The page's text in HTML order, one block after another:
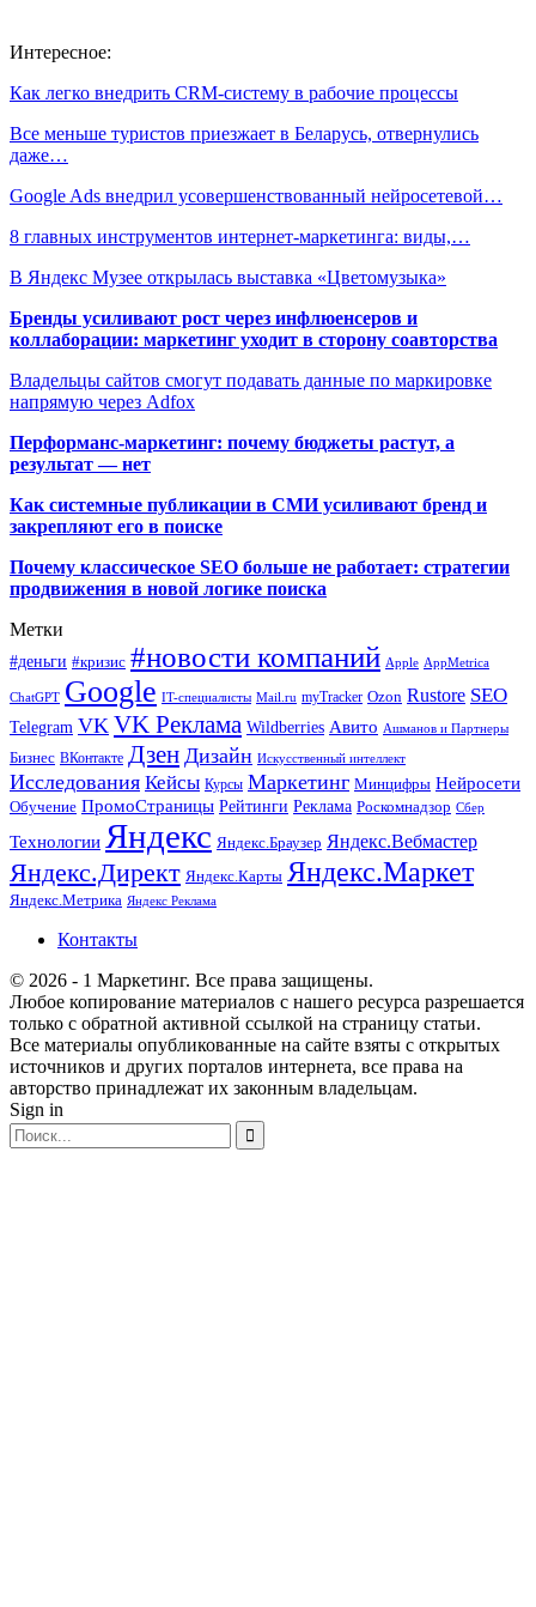
Интересное:
Как легко внедрить CRM-систему в рабочие процессы
Все меньше туристов приезжает в Беларусь, отвернулись
даже…
Google Ads внедрил усовершенствованный нейросетевой…
8 главных инструментов интернет-маркетинга: виды,…
В Яндекс Музее открылась выставка «Цветомузыка»
Бренды усиливают рост через инфлюенсеров и
коллаборации: маркетинг уходит в сторону соавторства
Владельцы сайтов смогут подавать данные по маркировке
напрямую через Adfox
Перформанс-маркетинг: почему бюджеты растут, а
результат — нет
Как системные публикации в СМИ усиливают бренд и
закрепляют его в поиске
Почему классическое SEO больше не работает: стратегии
продвижения в новой логике поиска
Метки
#деньги #кризис #новости компаний Apple AppMetrica
ChatGPT Google IT-специалисты Mail.ru myTracker Ozon Rustore SEO
Telegram VK VK Реклама Wildberries Авито Ашманов и Партнеры
Бизнес ВКонтакте Дзен Дизайн Искусственный интеллект
Исследования Кейсы Курсы Маркетинг Минцифры Нейросети
Обучение ПромоСтраницы Рейтинги Реклама Роскомнадзор Сбер
Технологии Яндекс Яндекс.Браузер Яндекс.Вебмастер
Яндекс.Директ Яндекс.Карты Яндекс.Маркет
Яндекс.Метрика Яндекс Реклама
Контакты
© 2026 - 1 Маркетинг. Все права защищены.
Любое копирование материалов с нашего ресурса разрешается
только с обратной активной ссылкой на страницу статьи.
Все материалы опубликованные на сайте взяты с открытых
источников и других порталов интернета, все права на
авторство принадлежат их законным владельцам.
Sign in